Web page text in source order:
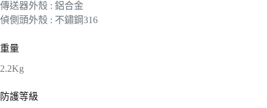
傳送器外殼 : 鋁合金
偵側頭外殼 : 不鏽鋼316
重量
2.2Kg
防護等級